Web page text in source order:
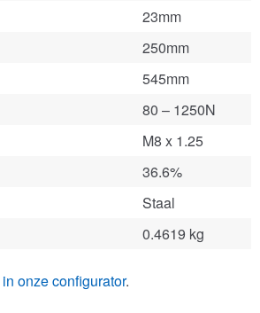
23mm
250mm
545mm
80 – 1250N
M8 x 1.25
36.6%
Staal
0.4619 kg
in onze configurator.